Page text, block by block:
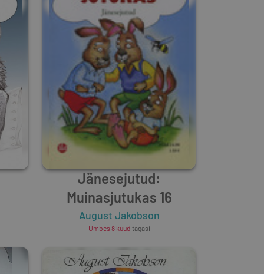
Jänesejutud:
Muinasjutukas 16
August Jakobson
Umbes 8 kuud tagasi